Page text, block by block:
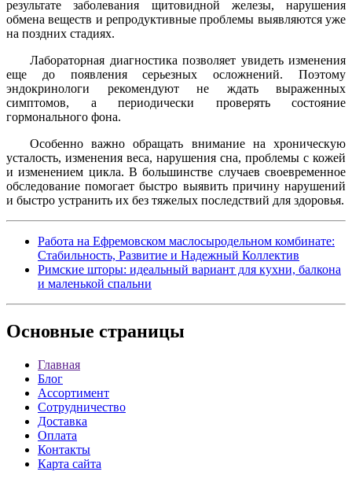
результате заболевания щитовидной железы, нарушения
обмена веществ и репродуктивные проблемы выявляются уже
на поздних стадиях.
Лабораторная диагностика позволяет увидеть изменения
еще до появления серьезных осложнений. Поэтому
эндокринологи рекомендуют не ждать выраженных
симптомов, а периодически проверять состояние
гормонального фона.
Особенно важно обращать внимание на хроническую
усталость, изменения веса, нарушения сна, проблемы с кожей
и изменением цикла. В большинстве случаев своевременное
обследование помогает быстро выявить причину нарушений
и быстро устранить их без тяжелых последствий для здоровья.
Работа на Ефремовском маслосыродельном комбинате:
Стабильность, Развитие и Надежный Коллектив
Римские шторы: идеальный вариант для кухни, балкона
и маленькой спальни
Основные страницы
Главная
Блог
Ассортимент
Сотрудничество
Доставка
Оплата
Контакты
Карта сайта